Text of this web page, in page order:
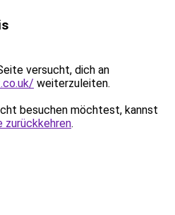
versucht, dich an
weiterzuleiten.
besuchen möchtest, kannst
zurückkehren.